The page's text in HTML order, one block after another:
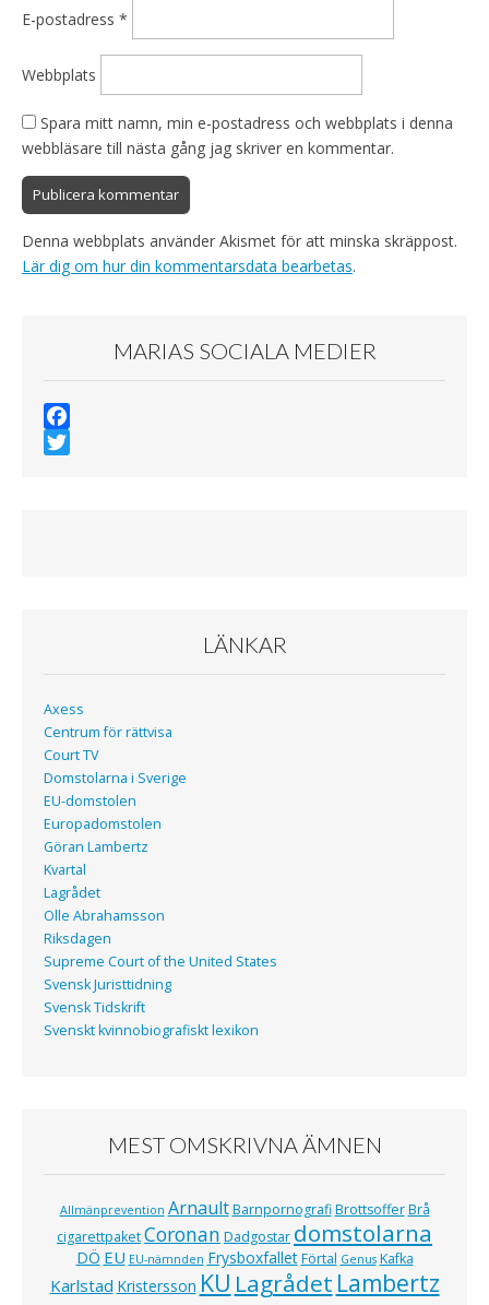
E-postadress *
Webbplats
Spara mitt namn, min e-postadress och webbplats i denna
webbläsare till nästa gång jag skriver en kommentar.
Denna webbplats använder Akismet för att minska skräppost.
Lär dig om hur din kommentarsdata bearbetas.
MARIAS SOCIALA MEDIER
F
LÄNKAR
Axess
Centrum för rättvisa
Court TV
Domstolarna i Sverige
EU-domstolen
Europadomstolen
Göran Lambertz
Kvartal
Lagrådet
Olle Abrahamsson
Riksdagen
Supreme Court of the United States
Svensk Juristtidning
Svensk Tidskrift
Svenskt kvinnobiografiskt lexikon
MEST OMSKRIVNA ÄMNEN
Allmänprevention Arnault Barnpornografi Brottsoffer Brå
cigarettpaketCoronan Dadgostar domstolarna
DÖ EU EU-nämnden Frysboxfallet Förtal Genus Kafka
Karlstad Kristersson KU Lagrådet Lambertz